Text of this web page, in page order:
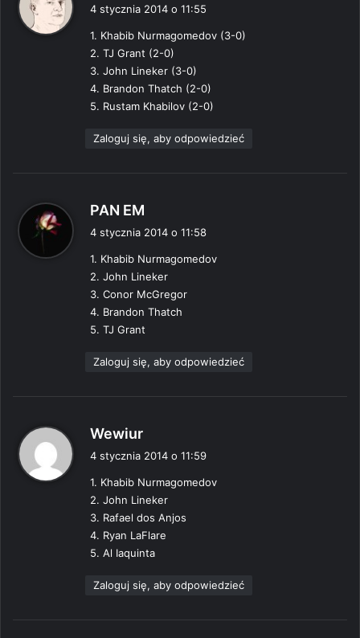
z
e
:
4 stycznia 2014 o 11:55
1. Khabib Nurmagomedov (3-0)
2. TJ Grant (2-0)
3. John Lineker (3-0)
4. Brandon Thatch (2-0)
5. Rustam Khabilov (2-0)
Zaloguj się, aby odpowiedzieć
PAN EM
z
e
:
4 stycznia 2014 o 11:58
1. Khabib Nurmagomedov
2. John Lineker
3. Conor McGregor
4. Brandon Thatch
5. TJ Grant
Zaloguj się, aby odpowiedzieć
Wewiur
z
e
:
4 stycznia 2014 o 11:59
1. Khabib Nurmagomedov
2. John Lineker
3. Rafael dos Anjos
4. Ryan LaFlare
5. Al Iaquinta
Zaloguj się, aby odpowiedzieć